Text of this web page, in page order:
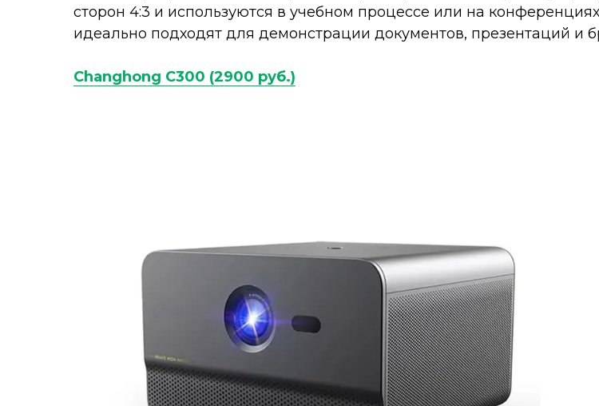
сторон 4:3 и используются в учебном процессе или на конференциях,
идеально подходят для демонстрации документов, презентаций и
Changhong C300 (2900 руб.)